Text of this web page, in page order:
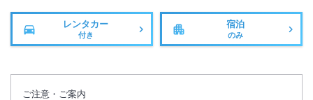
レンタカー
付き
宿泊
のみ
ご注意・ご案内